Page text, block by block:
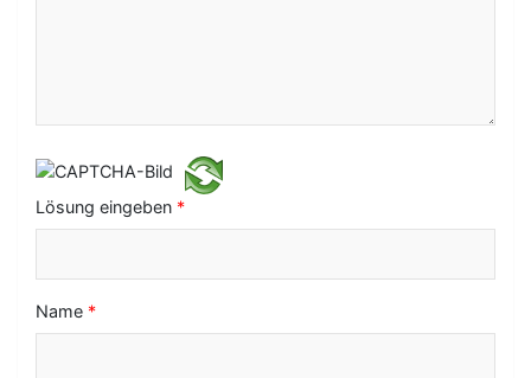
o
n
Lösung eingeben *
Name *